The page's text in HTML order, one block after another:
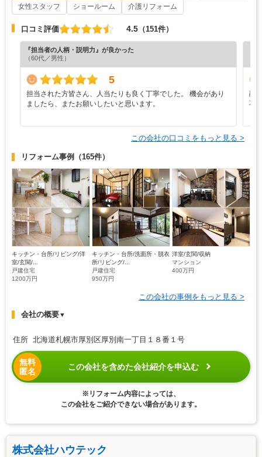
女性スタッフ
ショールーム 介護リフォーム
口コミ評価 4.5 （151件）
『担当者の人柄・説明力』が良かった
（60代／男性）
5
担当された方皆さん、人当たりも良く丁寧でした。 機会があり
ましたら、またお願いしたいと思います。
融
不
この会社の口コミをもっと見る >
リフォーム事例 （165件）
キッチン・台所/リビング/洋
室/玄関/...
戸建住宅
1200万円
キッチン・台所/洗面所・脱衣
所/リビング/...
戸建住宅
950万円
洋室/玄関/収納
マンション
400万円
この会社の事例をもっと見る >
会社の概要▼
住所 北海道札幌市厚別区厚別南一丁目１８番１号
無料
匿名
この会社を含めた会社紹介を申込む
※リフォーム内容によっては、
この会社をご紹介できない場合があります。
株式会社ハウテック